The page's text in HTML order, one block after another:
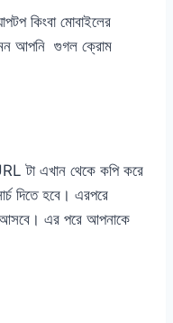
কিংবা মোবাইলের
আপনি গুগল ক্রোম
টা এখান থেকে কপি করে
হবে। এরপরে
এর পরে আপনাকে